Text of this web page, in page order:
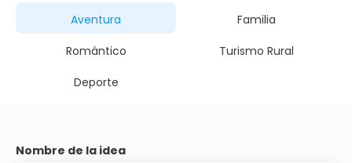
Aventura
Familia
Romántico
Turismo Rural
Deporte
Nombre de la idea